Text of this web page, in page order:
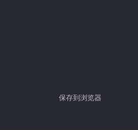
保存到浏览器